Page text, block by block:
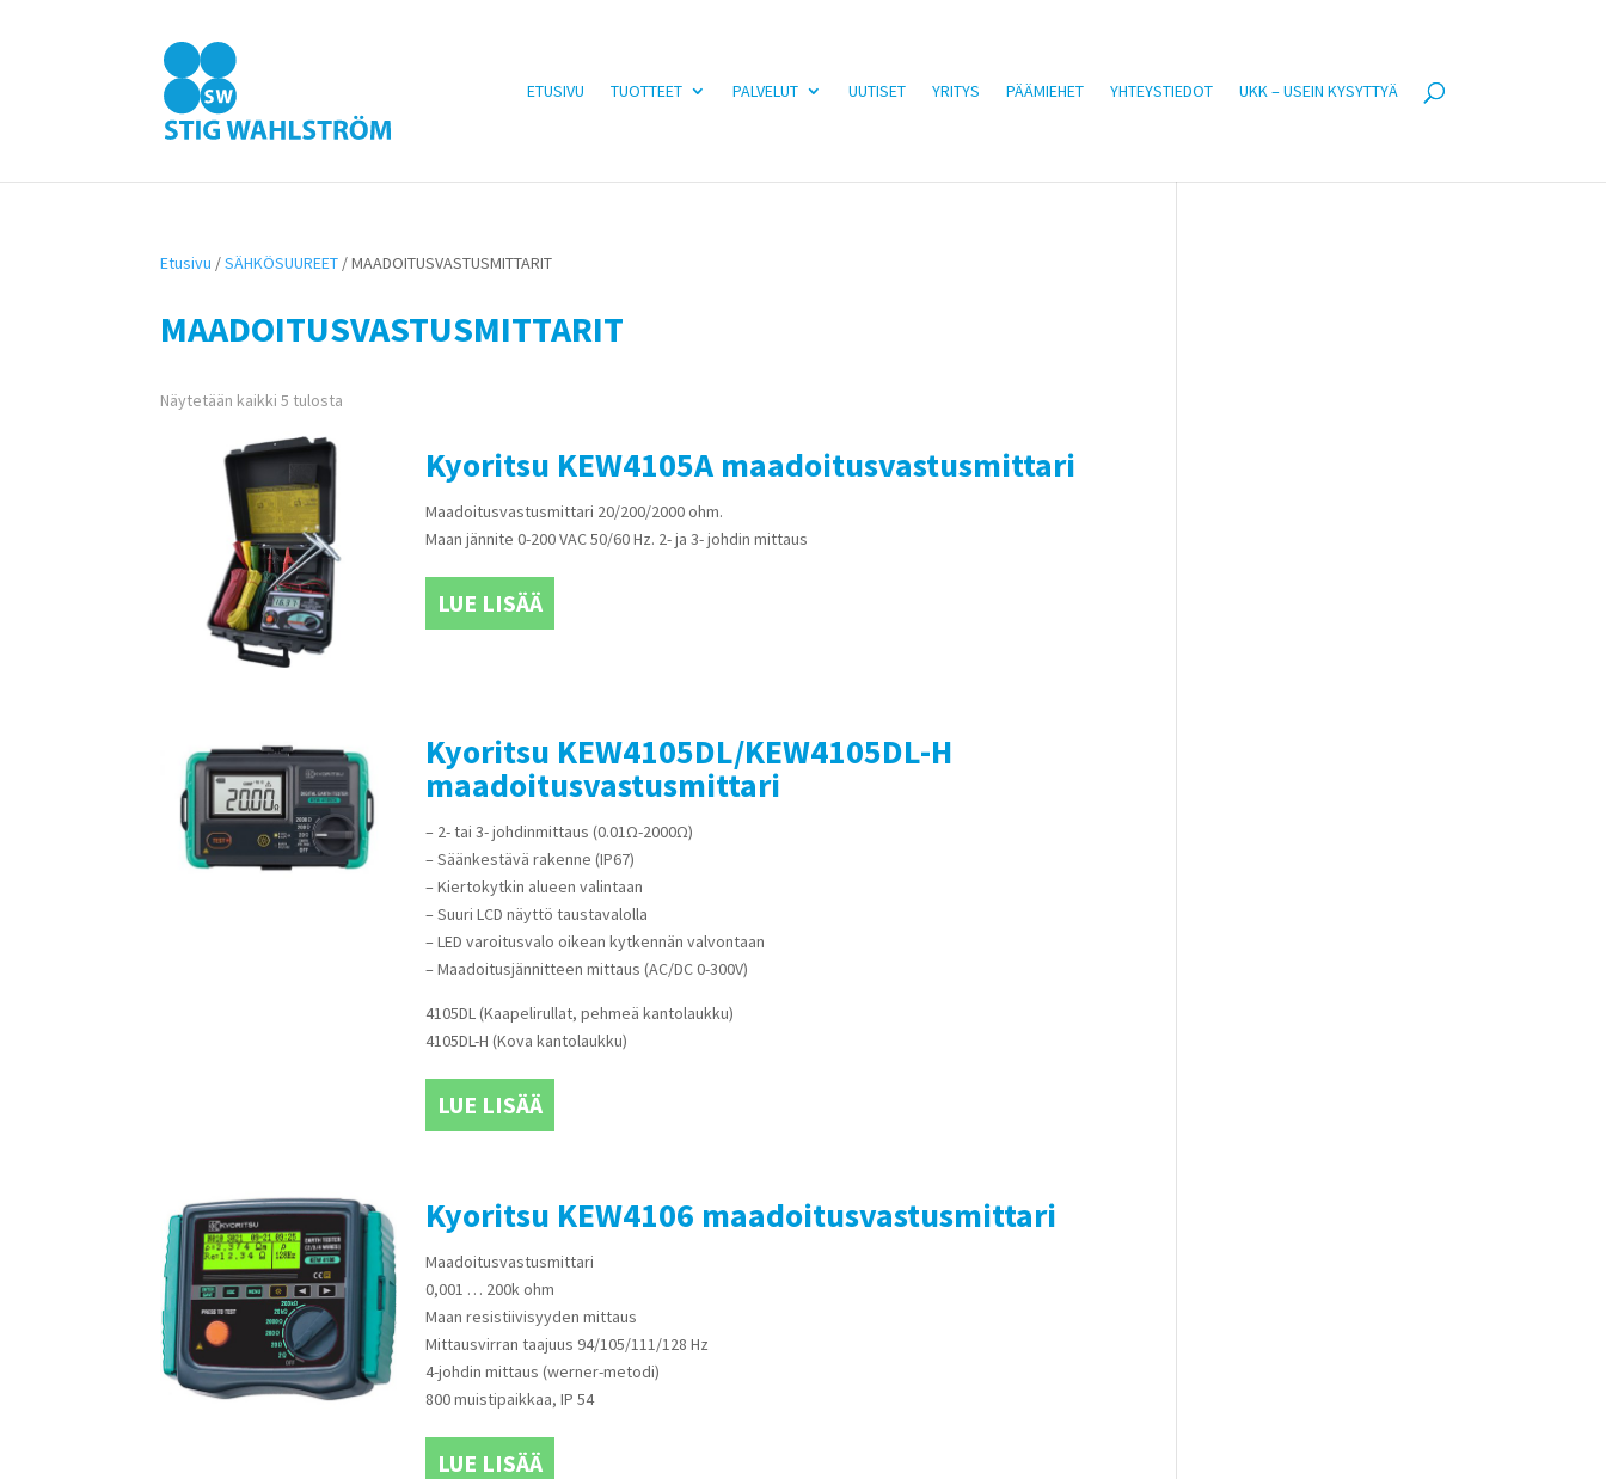
ETUSIVU TUOTTEET PALVELUT UUTISET YRITYS PÄÄMIEHET YHTEYSTIEDOT UKK – USEIN KYSYTTYÄ
Etusivu /SÄHKÖSUUREET / MAADOITUSVASTUSMITTARIT
MAADOITUSVASTUSMITTARIT
Näytetään kaikki 5 tulosta
Kyoritsu KEW4105A maadoitusvastusmittari
Maadoitusvastusmittari 20/200/2000 ohm.
Maan jännite 0-200 VAC 50/60 Hz. 2- ja 3- johdin mittaus
LUE LISÄÄ
Kyoritsu KEW4105DL/KEW4105DL-H
maadoitusvastusmittari
– 2- tai 3- johdinmittaus (0.01Ω-2000Ω)
– Säänkestävä rakenne (IP67)
– Kiertokytkin alueen valintaan
– Suuri LCD näyttö taustavalolla
– LED varoitusvalo oikean kytkennän valvontaan
– Maadoitusjännitteen mittaus (AC/DC 0-300V)
4105DL (Kaapelirullat, pehmeä kantolaukku)
4105DL-H (Kova kantolaukku)
LUE LISÄÄ
Kyoritsu KEW4106 maadoitusvastusmittari
Maadoitusvastusmittari
0,001 … 200k ohm
Maan resistiivisyyden mittaus
Mittausvirran taajuus 94/105/111/128 Hz
4-johdin mittaus (werner-metodi)
800 muistipaikkaa, IP 54
LUE LISÄÄ